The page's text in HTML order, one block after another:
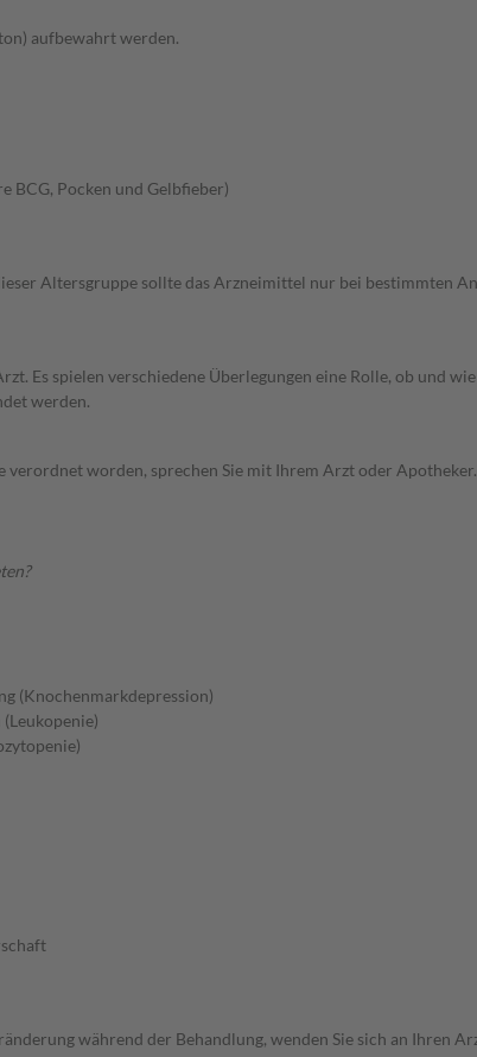
aufbewahrt werden.
BCG, Pocken und Gelbfieber)
Altersgruppe sollte das Arzneimittel nur bei bestimmten
Es spielen verschiedene Überlegungen eine Rolle, ob und
werden.
worden, sprechen Sie mit Ihrem Arzt oder
(Knochenmarkdepression)
während der Behandlung, wenden Sie sich an Ihren